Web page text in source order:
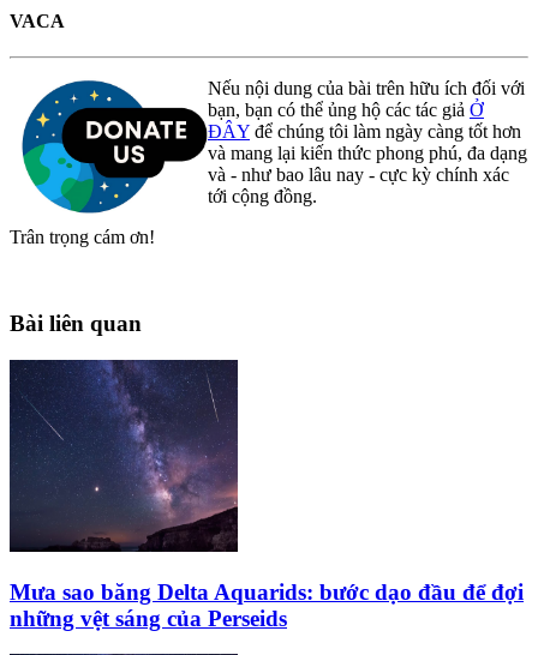
VACA
Nếu nội dung của bài trên hữu ích đối với
bạn, bạn có thể ủng hộ các tác giả Ở
ĐÂY để chúng tôi làm ngày càng tốt hơn
và mang lại kiến thức phong phú, đa dạng
và - như bao lâu nay - cực kỳ chính xác
tới cộng đồng.
Trân trọng cám ơn!
Bài liên quan
Mưa sao băng Delta Aquarids: bước dạo đầu để đợi
những vệt sáng của Perseids